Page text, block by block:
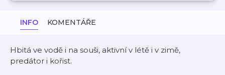
INFO KOMENTÁŘE
Hbitá ve vodě i na souši, aktivní v létě i v zimě,
predátor i kořist.